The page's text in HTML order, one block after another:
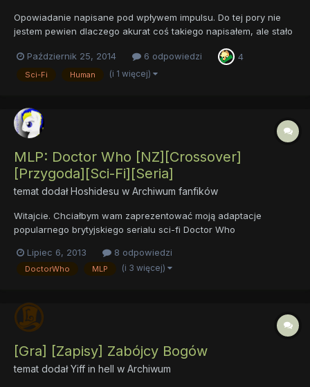
Opowiadanie napisane pod wpływem impulsu. Do tej pory nie
jestem pewien dlaczego akurat coś takiego napisałem, ale stało
myśl: "skoro nie chcesz zamieszczać, to na grzyba to pisałeś",
więc zamieszczam. Resztę możecie ocenić sami. Sp...
Październik 25, 2014 6 odpowiedzi 4
Sci-Fi Human (i 1 więcej)
MLP: Doctor Who [NZ][Crossover]
[Przygoda][Sci-Fi][Seria]
temat dodałHoshidesu w Archiwum fanfików
Witajcie. Chciałbym wam zaprezentować moją adaptacje
popularnego brytyjskiego serialu sci-fi Doctor Who
czasu o nazwie T.A.R.D.I.S. często w towarzystwie. Niestety
najlepszy w pisaniu fanficków nie jest (Ba, to mój pierwszy
Lipiec 6, 2013 8 odpowiedzi
DoctorWho MLP (i 3 więcej)
[Gra] [Zapisy] Zabójcy Bogów
temat dodałYiff in hell w Archiwum